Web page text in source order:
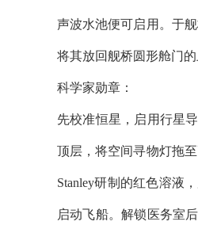
声波水池便可启用。于
将其放回舰桥圆形舱门的
科学家勋章：
先校准恒星，启用行星
顶层，将空间寻物灯拖
Stanley研制的红色溶液
启动飞船。解锁医务室